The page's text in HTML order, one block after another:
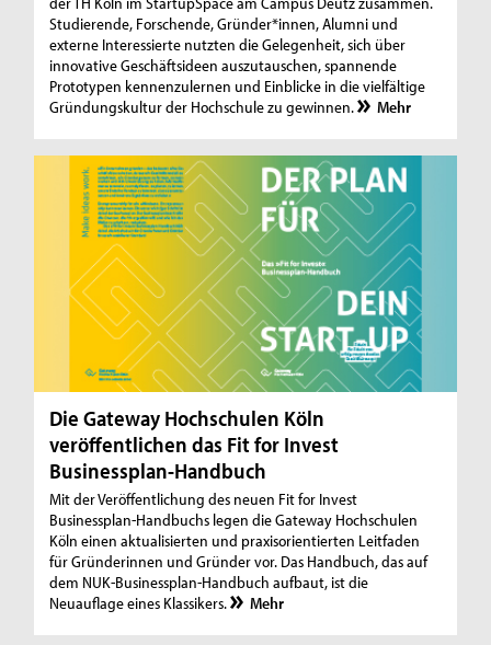
Studierende, Forschende, Gründer*innen, Alumni und
externe Interessierte nutzten die Gelegenheit, sich über
innovative Geschäftsideen auszutauschen, spannende
Prototypen kennenzulernen und Einblicke in die vielfältige
Gründungskultur der Hochschule zu gewinnen.
Mehr
Die Gateway Hochschulen Köln
veröffentlichen das Fit for Invest
Businessplan-Handbuch
Mit der Veröffentlichung des neuen Fit for Invest
Businessplan-Handbuchs legen die Gateway Hochschulen
Köln einen aktualisierten und praxisorientierten Leitfaden
für Gründerinnen und Gründer vor. Das Handbuch, das auf
dem NUK-Businessplan-Handbuch aufbaut, ist die
Neuauflage eines Klassikers.
Mehr